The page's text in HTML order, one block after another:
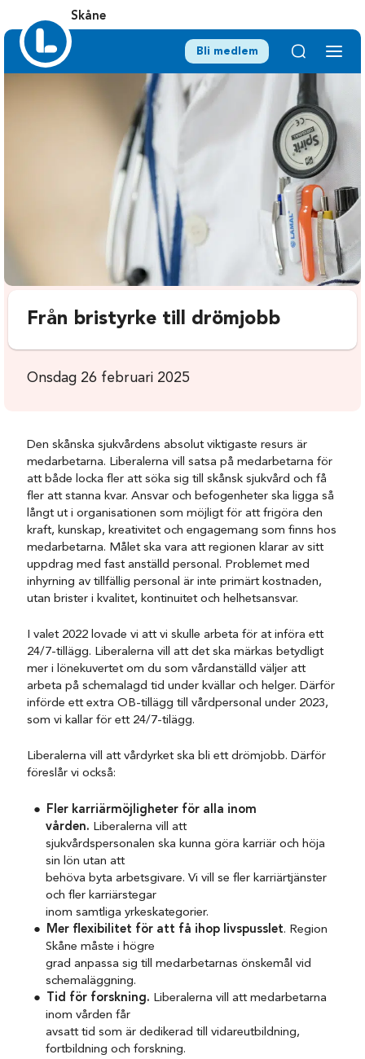
Skåne
Bli medlem
Från bristyrke till drömjobb
Onsdag 26 februari 2025
Den skånska sjukvårdens absolut viktigaste resurs är
medarbetarna. Liberalerna vill satsa på medarbetarna för
att både locka fler att söka sig till skånsk sjukvård och få
fler att stanna kvar. Ansvar och befogenheter ska ligga så
långt ut i organisationen som möjligt för att frigöra den
kraft, kunskap, kreativitet och engagemang som finns hos
medarbetarna. Målet ska vara att regionen klarar av sitt
uppdrag med fast anställd personal. Problemet med
inhyrning av tillfällig personal är inte primärt kostnaden,
utan brister i kvalitet, kontinuitet och helhetsansvar.
I valet 2022 lovade vi att vi skulle arbeta för at införa ett
24/7-tillägg. Liberalerna vill att det ska märkas betydligt
mer i lönekuvertet om du som vårdanställd väljer att
arbeta på schemalagd tid under kvällar och helger. Därför
införde ett extra OB-tillägg till vårdpersonal under 2023,
som vi kallar för ett 24/7-tilägg.
Liberalerna vill att vårdyrket ska bli ett drömjobb. Därför
föreslår vi också:
Fler karriärmöjligheter för alla inom
vården. Liberalerna vill att
sjukvårdspersonalen ska kunna göra karriär och höja
sin lön utan att
behöva byta arbetsgivare. Vi vill se fler karriärtjänster
och fler karriärstegar
inom samtliga yrkeskategorier.
Mer flexibilitet för att få ihop livspusslet. Region
Skåne måste i högre
grad anpassa sig till medarbetarnas önskemål vid
schemaläggning.
Tid för forskning. Liberalerna vill att medarbetarna
inom vården får
avsatt tid som är dedikerad till vidareutbildning,
fortbildning och forskning.